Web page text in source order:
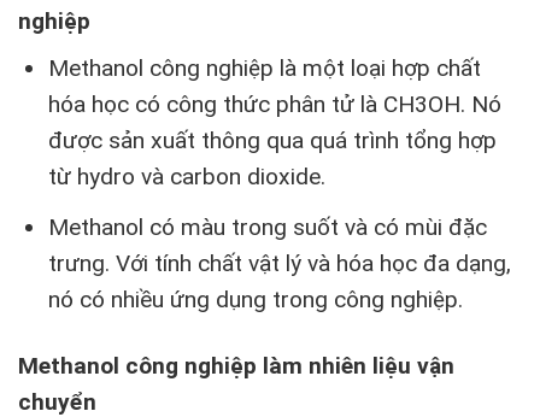
nghiệp
Methanol công nghiệp là một loại hợp chất
hóa học có công thức phân tử là CH3OH. Nó
được sản xuất thông qua quá trình tổng hợp
từ hydro và carbon dioxide.
Methanol có màu trong suốt và có mùi đặc
trưng. Với tính chất vật lý và hóa học đa dạng,
nó có nhiều ứng dụng trong công nghiệp.
Methanol công nghiệp làm nhiên liệu vận
chuyển